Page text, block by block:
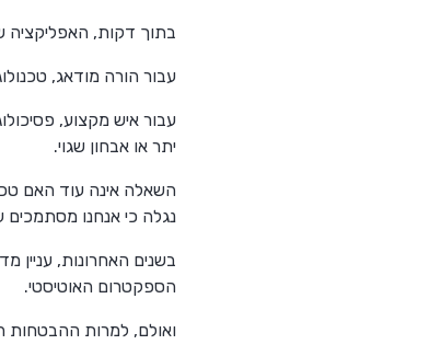
בתוך דקות, האפליקציה
עבור הורה מודאג,
עבור איש מקצוע,
יתר או אבחון שגוי.
נגלה כי אנחנו מסתמכים
בשנים האחרונות, עניין
הספקטרום האוטיסטי.
ואולם, למרות ההבטחות